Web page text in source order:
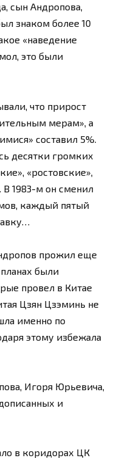
сын Андропова,
знаком более 10
«наведение
это были
что прирост
мерам», а
составил 5%.
десятки громких
«ростовские»,
В 1983-м он сменил
каждый пятый
прожил еще
были
провел в Китае
Цзян Цзэминь не
именно по
этому избежала
Игоря Юрьевича,
и
в коридорах ЦК